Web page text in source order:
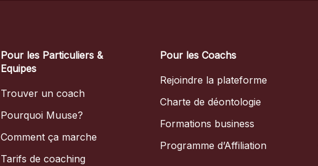
Pour les Particuliers &
Equipes
Trouver un coach
Pourquoi Muuse?
Comment ça marche
Tarifs de coaching
Pour les Coachs
Rejoindre la plateforme
Charte de déontologie
Formations business
Programme d’Affiliation